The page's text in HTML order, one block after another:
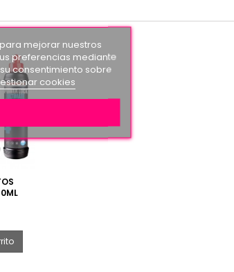
mejorar nuestros
preferencias mediante
consentimiento sobre
cookies